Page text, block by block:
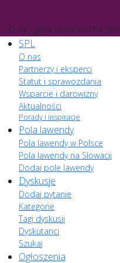
© All rights reserved to
SPL
O nas
Partnerzy i eksperci
Statut i sprawozdania
Wsparcie i darowizny
Aktualności
Porady i inspiracje
Pola lawendy
Pola lawendy w Polsce
Pola lawendy na Słowacji
Dodaj pole lawendy
Dyskusje
Dodaj pytanie
Kategorie
Tagi dyskusji
Dyskutanci
Szukaj
Ogłoszenia